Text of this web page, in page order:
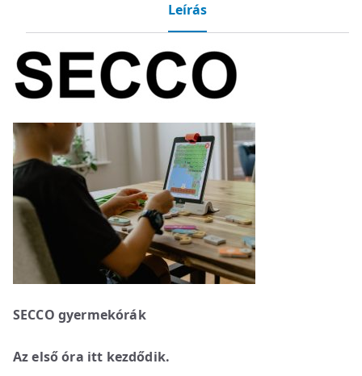
Leírás
SECCO gyermekórák
Az első óra itt kezdődik.